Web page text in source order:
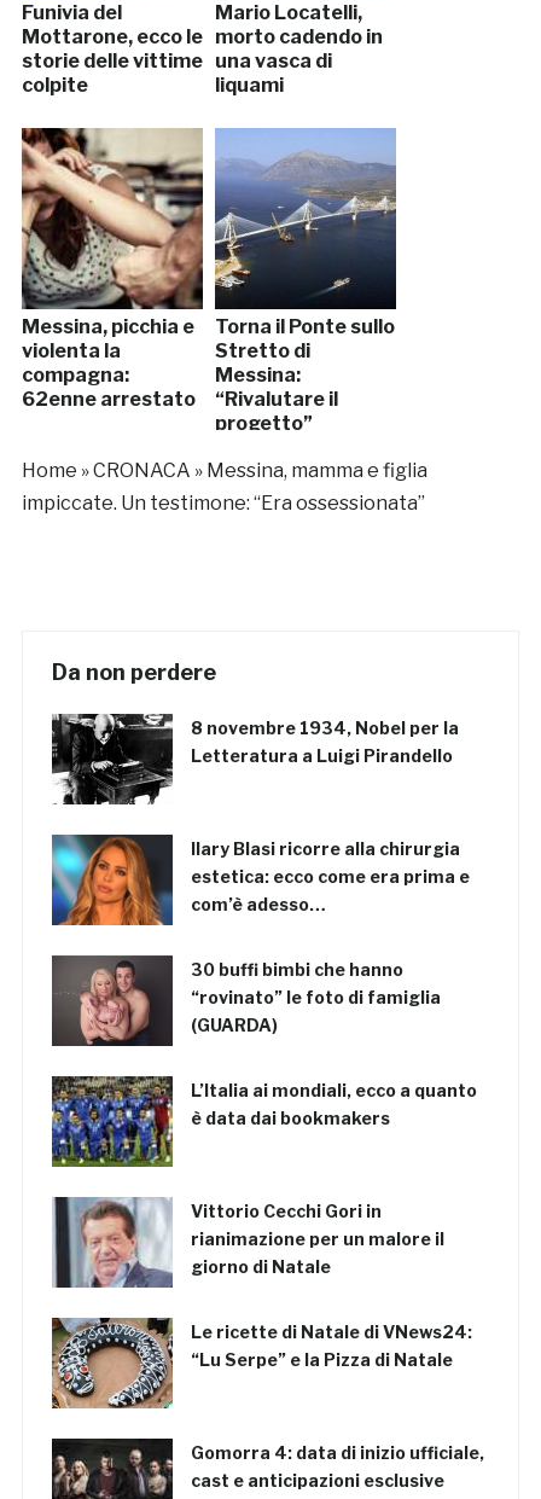
Funivia del
Mottarone, ecco le
storie delle vittime
colpite
Mario Locatelli,
morto cadendo in
una vasca di
liquami
Messina, picchia e
violenta la
compagna:
62enne arrestato
Torna il Ponte sullo
Stretto di
Messina:
“Rivalutare il
progetto”
Home »CRONACA » Messina, mamma e figlia
impiccate. Un testimone: “Era ossessionata”
Da non perdere
8 novembre 1934, Nobel per la
Letteratura a Luigi Pirandello
Ilary Blasi ricorre alla chirurgia
estetica: ecco come era prima e
com’è adesso…
30 buffi bimbi che hanno
“rovinato” le foto di famiglia
(GUARDA)
L’Italia ai mondiali, ecco a quanto
è data dai bookmakers
Vittorio Cecchi Gori in
rianimazione per un malore il
giorno di Natale
Le ricette di Natale di VNews24:
“Lu Serpe” e la Pizza di Natale
Gomorra 4: data di inizio ufficiale,
cast e anticipazioni esclusive